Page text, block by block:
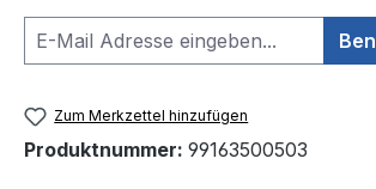
Zum Merkzettel hinzufügen
Produktnummer: 99163500503